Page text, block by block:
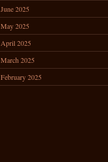
June 2025
May 2025
April 2025
March 2025
February 2025